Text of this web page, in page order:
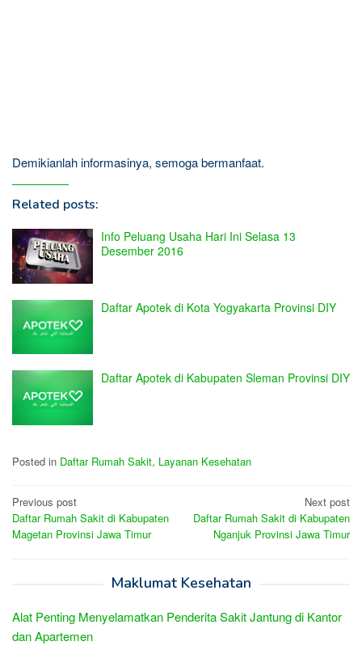
Demikianlah informasinya, semoga bermanfaat.
Related posts:
Info Peluang Usaha Hari Ini Selasa 13
Desember 2016
Daftar Apotek di Kota Yogyakarta Provinsi DIY
Daftar Apotek di Kabupaten Sleman Provinsi DIY
Posted in Daftar Rumah Sakit, Layanan Kesehatan
Post
navigation
Previous post
Daftar Rumah Sakit di Kabupaten
Magetan Provinsi Jawa Timur
Next post
Daftar Rumah Sakit di Kabupaten
Nganjuk Provinsi Jawa Timur
Maklumat Kesehatan
Alat Penting Menyelamatkan Penderita Sakit Jantung di Kantor
dan Apartemen